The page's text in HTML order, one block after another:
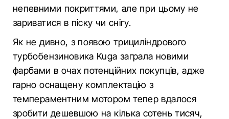
непевними покриттями, але при цьому не
зариватися в піску чи снігу.
Як не дивно, з появою трициліндрового
турбобензиновика Kuga заграла новими
фарбами в очах потенційних покупців, адже
гарно оснащену комплектацію з
темпераментним мотором тепер вдалося
зробити дешевшою на кілька сотень тисяч,